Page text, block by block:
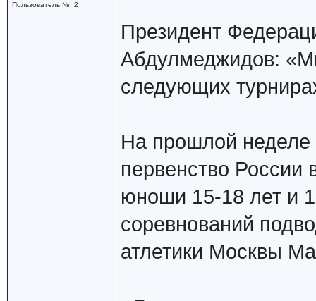
Пользователь №: 2
Президент
Абдулмеджидов:
следующих
На прошлой неделе
первенство России
юноши 15-18 лет и
соревнований
атлетики Москвы